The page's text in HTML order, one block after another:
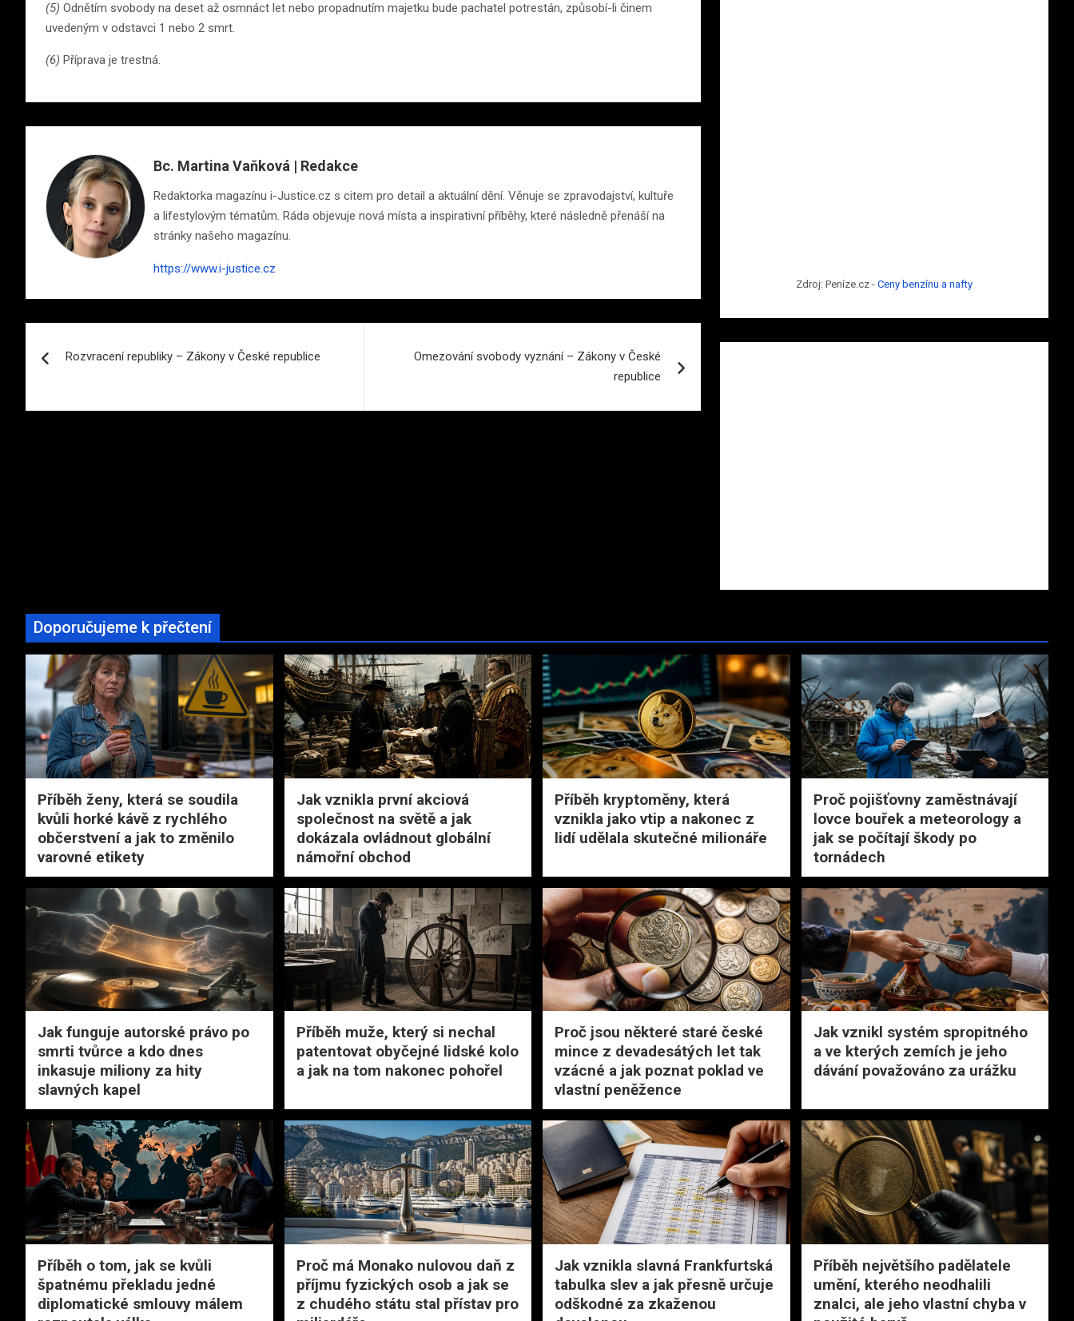
(5) Odnětím svobody na deset až osmnáct let nebo propadnutím majetku bude pachatel potrestán, způsobí-li činem
uvedeným v odstavci 1 nebo 2 smrt.
(6) Příprava je trestná.
Bc. Martina Vaňková | Redakce
Redaktorka magazínu i-Justice.cz s citem pro detail a aktuální dění. Věnuje se zpravodajství, kultuře
a lifestylovým tématům. Ráda objevuje nová místa a inspirativní příběhy, které následně přenáší na
stránky našeho magazínu.
https://www.i-justice.cz
pro
příspěvek
Rozvracení republiky – Zákony v České republice
Omezování svobody vyznání – Zákony v České
republice
Zdroj: Peníze.cz -Ceny benzínu a nafty
Doporučujeme k přečtení
Příběh ženy, která se soudila
kvůli horké kávě z rychlého
občerstvení a jak to změnilo
varovné etikety
Jak vznikla první akciová
společnost na světě a jak
dokázala ovládnout globální
námořní obchod
Příběh kryptoměny, která
vznikla jako vtip a nakonec z
lidí udělala skutečné milionáře
Proč pojišťovny zaměstnávají
lovce bouřek a meteorology a
jak se počítají škody po
tornádech
Jak funguje autorské právo po
smrti tvůrce a kdo dnes
inkasuje miliony za hity
slavných kapel
Příběh muže, který si nechal
patentovat obyčejné lidské kolo
a jak na tom nakonec pohořel
Proč jsou některé staré české
mince z devadesátých let tak
vzácné a jak poznat poklad ve
vlastní peněžence
Jak vznikl systém spropitného
a ve kterých zemích je jeho
dávání považováno za urážku
Příběh o tom, jak se kvůli
špatnému překladu jedné
diplomatické smlouvy málem
Proč má Monako nulovou daň z
příjmu fyzických osob a jak se
z chudého státu stal přístav pro
Jak vznikla slavná Frankfurtská
tabulka slev a jak přesně určuje
odškodné za zkaženou
Příběh největšího padělatele
umění, kterého neodhalili
znalci, ale jeho vlastní chyba v